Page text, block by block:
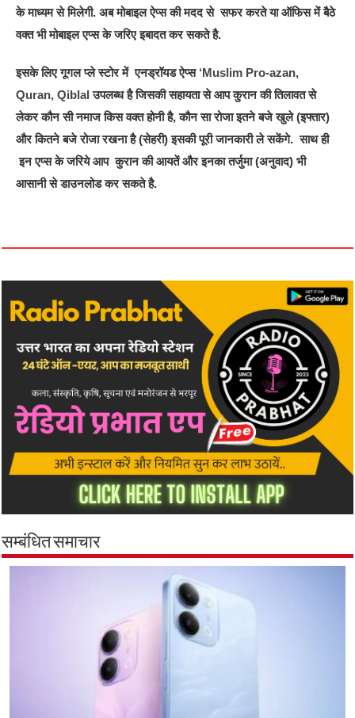
के माध्यम से मिलेगी. अब मोबाइल ऐप्स की मदद से सफर करते या ऑफिस में बैठे
वक्त भी मोबाइल एप्स के जरिए इबादत कर सकते है.
इसके लिए गूगल प्ले स्टोर में एनड्रॉयड ऐप्स ‘Muslim Pro-azan,
Quran, Qiblal उपलब्ध है जिसकी सहायता से आप कुरान की तिलावत से
लेकर कौन सी नमाज किस वक्त होनी है, कौन सा रोजा इतने बजे खुले (इफ्तार)
और कितने बजे रोजा रखना है (सेहरी) इसकी पूरी जानकारी ले सकेंगे. साथ ही
इन एप्स के जरिये आप कुरान की आयतें और इनका तर्जुमा (अनुवाद) भी
आसानी से डाउनलोड कर सकते है.
सम्बंधित समाचार